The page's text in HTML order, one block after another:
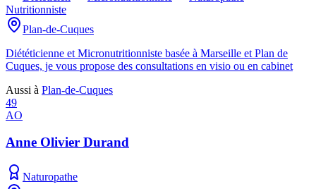
Nutritionniste
Plan-de-Cuques
Diététicienne et Micronutritionniste basée à Marseille et Plan de
Cuques, je vous propose des consultations en visio ou en cabinet
Aussi à Plan-de-Cuques
49
AO
Anne Olivier Durand
Naturopathe